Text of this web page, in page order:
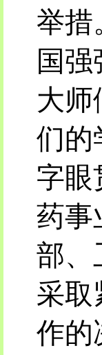
举措
国
大师
们的
字眼
药事
部、
采取
作的